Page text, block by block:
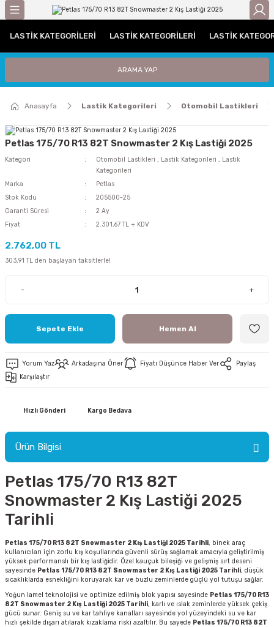
/ C Grubu
Lastiği
Traktör Ön Lastikleri
LASTIK KATEGORILERI LASTIK KATEGORILERI LASTIK
ARAMA YAP
Anasayfa Lastik Kategorileri Otomobil Lastikleri
Petlas 175/70 R13 82T Snowmaster 2 Kış Lastiği 2025
Kategori Otomobil Lastikleri , Lastik Kategorileri , Lastik
Kategorileri
Marka
Petlas
Stok Kodu
205500-25
Garanti Süresi
2 Ay
Fiyat
2.301,67 TL + KDV
2.762,00 TL
303,91 TL den başlayan taksitlerle!
- +
Sepete Ekle Hemen Al
Yorum Yaz Arkadaşına Öner Fiyatı Düşünce Haber Ver
Paylaş
Karşılaştır
Hızlı Gönderi Kargo Bedava
Ürün Bilgisi
Petlas 175/70 R13 82T
Snowmaster 2 Kış Lastiği 2025
Tarihli
Petlas 175/70 R13 82T Snowmaster 2 Kış Lastiği 2025 Tarihli, binek araç
kullanıcıları için zorlu kış koşullarında güvenli sürüş sağlamak amacıyla geliştirilmiş
yüksek performanslı bir kış lastiğidir. Özel kauçuk bileşiği ve gelişmiş sırt deseni
sayesinde Petlas 175/70 R13 82T Snowmaster 2 Kış Lastiği 2025 Tarihli, düşük
sıcaklıklarda esnekliğini koruyarak kar ve buzlu zeminlerde güçlü yol tutuşu sağlar.
Yoğun lamel teknolojisi ve optimize edilmiş blok yapısı sayesinde Petlas 175/70 R13
82T Snowmaster 2 Kış Lastiği 2025 Tarihli, karlı ve ıslak zeminlerde yüksek çekiş
gücü sunar. Geniş su ve kar tahliye kanalları sayesinde yol yüzeyindeki su ve kar
hızlı şekilde dışarı atılarak kızaklama riski azaltılır. Bu sayede Petlas 175/70 R13 82T